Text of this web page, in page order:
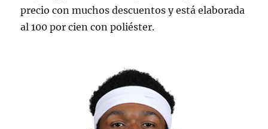
precio con muchos descuentos y está elaborada
al 100 por cien con poliéster.